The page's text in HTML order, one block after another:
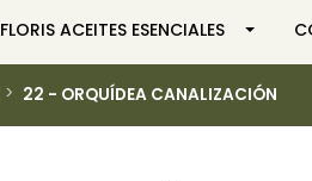
FLORIS ACEITES ESENCIALES
22 - ORQUÍDEA CANALIZACIÓN